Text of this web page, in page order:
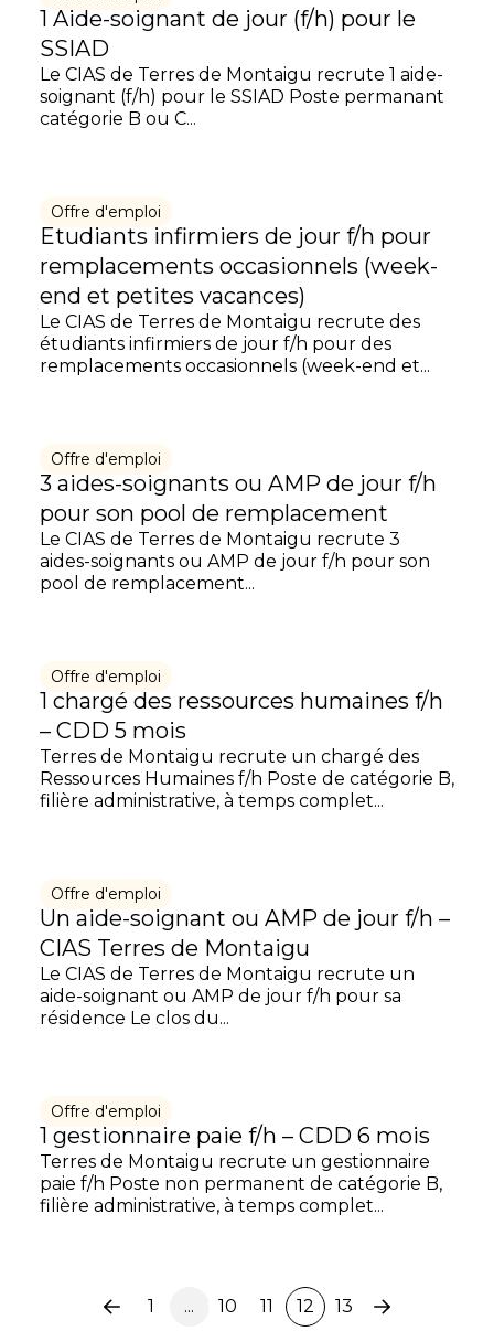
1 Aide-soignant de jour (f/h) pour le
SSIAD
Le CIAS de Terres de Montaigu recrute 1 aide-
soignant (f/h) pour le SSIAD Poste permanant
catégorie B ou C...
Offre d'emploi
Etudiants infirmiers de jour f/h pour
remplacements occasionnels (week-
end et petites vacances)
Le CIAS de Terres de Montaigu recrute des
étudiants infirmiers de jour f/h pour des
remplacements occasionnels (week-end et...
Offre d'emploi
3 aides-soignants ou AMP de jour f/h
pour son pool de remplacement
Le CIAS de Terres de Montaigu recrute 3
aides-soignants ou AMP de jour f/h pour son
pool de remplacement...
Offre d'emploi
1 chargé des ressources humaines f/h
– CDD 5 mois
Terres de Montaigu recrute un chargé des
Ressources Humaines f/h Poste de catégorie B,
filière administrative, à temps complet...
Offre d'emploi
Un aide-soignant ou AMP de jour f/h –
CIAS Terres de Montaigu
Le CIAS de Terres de Montaigu recrute un
aide-soignant ou AMP de jour f/h pour sa
résidence Le clos du...
Offre d'emploi
1 gestionnaire paie f/h – CDD 6 mois
Terres de Montaigu recrute un gestionnaire
paie f/h Poste non permanent de catégorie B,
filière administrative, à temps complet...
Page
1 ... 10 11 12 13
Page